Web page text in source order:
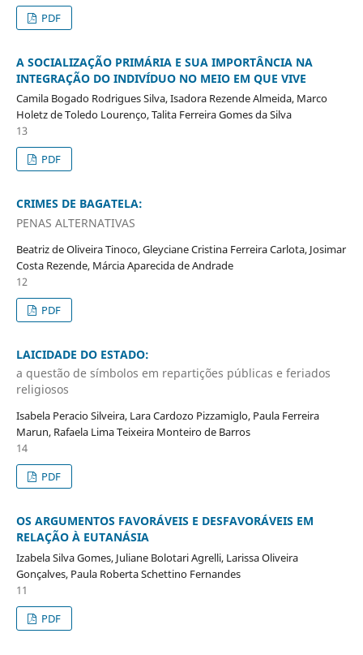
PDF
A SOCIALIZAÇÃO PRIMÁRIA E SUA IMPORTÂNCIA NA
INTEGRAÇÃO DO INDIVÍDUO NO MEIO EM QUE VIVE
Camila Bogado Rodrigues Silva, Isadora Rezende Almeida, Marco
Holetz de Toledo Lourenço, Talita Ferreira Gomes da Silva
13
PDF
CRIMES DE BAGATELA:
PENAS ALTERNATIVAS
Beatriz de Oliveira Tinoco, Gleyciane Cristina Ferreira Carlota, Josimar
Costa Rezende, Márcia Aparecida de Andrade
12
PDF
LAICIDADE DO ESTADO:
a questão de símbolos em repartições públicas e feriados
religiosos
Isabela Peracio Silveira, Lara Cardozo Pizzamiglo, Paula Ferreira
Marun, Rafaela Lima Teixeira Monteiro de Barros
14
PDF
OS ARGUMENTOS FAVORÁVEIS E DESFAVORÁVEIS EM
RELAÇÃO À EUTANÁSIA
Izabela Silva Gomes, Juliane Bolotari Agrelli, Larissa Oliveira
Gonçalves, Paula Roberta Schettino Fernandes
11
PDF